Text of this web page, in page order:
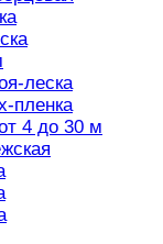
леска
пленка
4 до 30 м